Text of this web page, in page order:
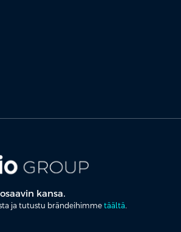
kansa.
ja tutustu brändeihimme täältä.